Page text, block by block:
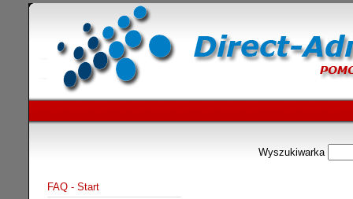
Wyszukiwarka
FAQ - Start